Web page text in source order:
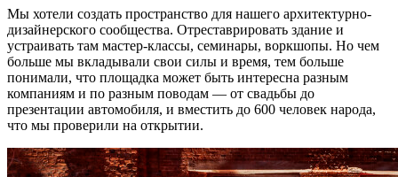
Мы хотели создать пространство для нашего архитектурно-
дизайнерского сообщества. Отреставрировать здание и
устраивать там мастер-классы, семинары, воркшопы. Но чем
больше мы вкладывали свои силы и время, тем больше
понимали, что площадка может быть интересна разным
компаниям и по разным поводам — от свадьбы до
презентации автомобиля, и вместить до 600 человек народа,
что мы проверили на открытии.